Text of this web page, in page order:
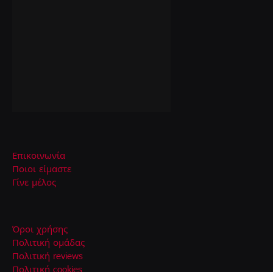
Επικοινωνία
Ποιοι είμαστε
Γίνε μέλος
Όροι χρήσης
Πολιτική ομάδας
Πολιτική reviews
Πολιτική cookies